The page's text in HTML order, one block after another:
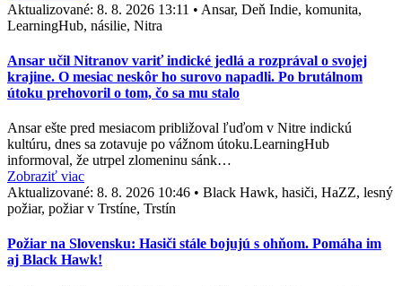
Aktualizované: 8. 8. 2026 13:11 • Ansar, Deň Indie, komunita,
LearningHub, násilie, Nitra
Ansar učil Nitranov variť indické jedlá a rozprával o svojej
krajine. O mesiac neskôr ho surovo napadli. Po brutálnom
útoku prehovoril o tom, čo sa mu stalo
Ansar ešte pred mesiacom približoval ľuďom v Nitre indickú
kultúru, dnes sa zotavuje po vážnom útoku.LearningHub
informoval, že utrpel zlomeninu sánk…
Zobraziť viac
Aktualizované: 8. 8. 2026 10:46 • Black Hawk, hasiči, HaZZ, lesný
požiar, požiar v Trstíne, Trstín
Požiar na Slovensku: Hasiči stále bojujú s ohňom. Pomáha im
aj Black Hawk!